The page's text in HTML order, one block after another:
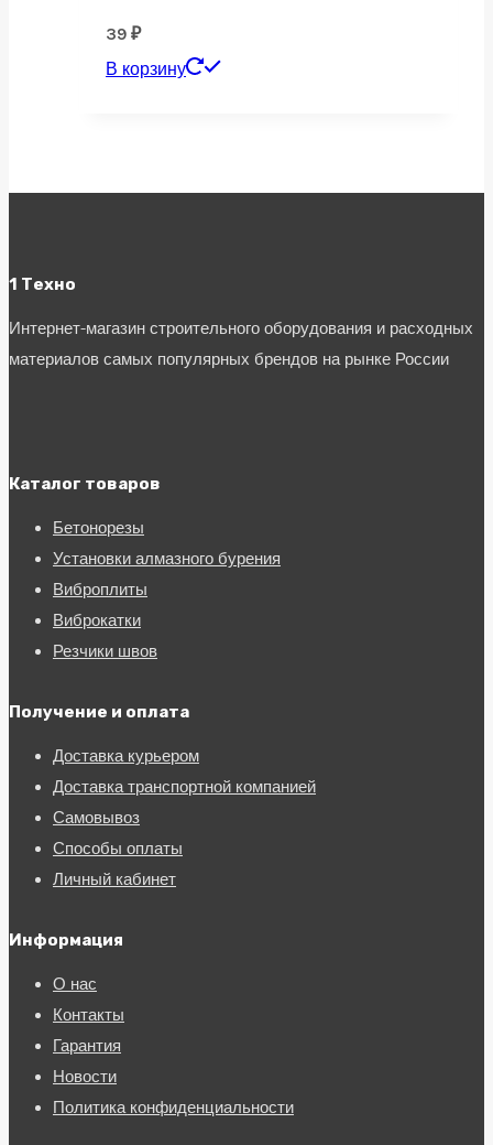
39 ₽
В корзину
1 Техно
Интернет-магазин строительного оборудования и расходных
материалов самых популярных брендов на рынке России
Каталог товаров
Бетонорезы
Установки алмазного бурения
Виброплиты
Виброкатки
Резчики швов
Получение и оплата
Доставка курьером
Доставка транспортной компанией
Самовывоз
Способы оплаты
Личный кабинет
Информация
О нас
Контакты
Гарантия
Новости
Политика конфиденциальности